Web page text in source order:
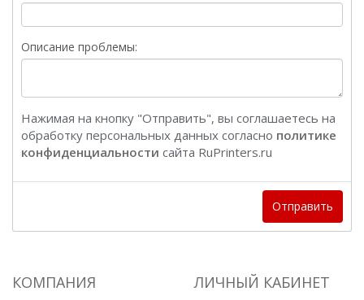
Описание проблемы:
Нажимая на кнопку "Отправить", вы соглашаетесь на
обработку персональных данных согласно политике
конфиденциальности сайта RuPrinters.ru
Отправить
КОМПАНИЯ ЛИЧНЫЙ КАБИНЕТ